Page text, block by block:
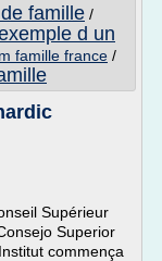
famille /
d un
famille france /
Supérieur
Superior
commença